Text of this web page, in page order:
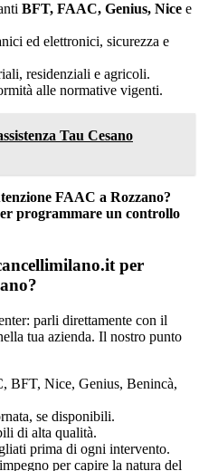
BFT, FAAC, Genius, Nice e
ed elettronici, sicurezza e
residenziali e agricoli.
alle normative vigenti.
Tau Cesano
FAAC a Rozzano?
programmare un controllo
per
parli direttamente con il
tua azienda. Il nostro punto
BFT, Nice, Genius, Benincà,
se disponibili.
di alta qualità.
prima di ogni intervento.
per capire la natura del